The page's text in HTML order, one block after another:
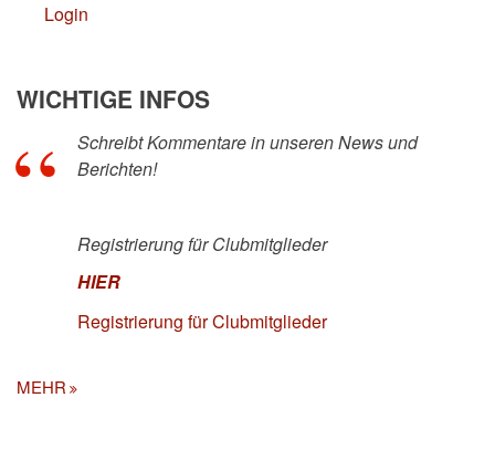
Login
WICHTIGE INFOS
Schreibt Kommentare in unseren News und
Berichten!
Registrierung für Clubmitglieder
HIER
Registrierung für Clubmitglieder
MEHR